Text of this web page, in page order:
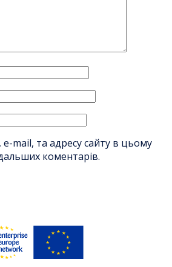
e-mail, та адресу сайту в цьому
коментарів.